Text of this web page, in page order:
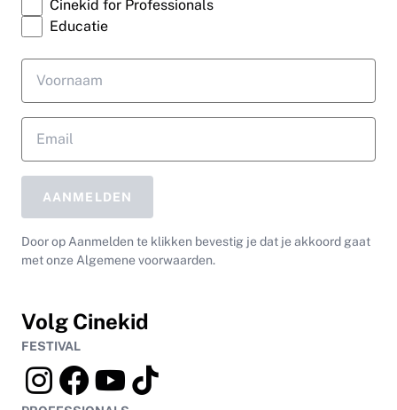
Cinekid for Professionals
Educatie
AANMELDEN
Door op Aanmelden te klikken bevestig je dat je akkoord gaat
met onze Algemene voorwaarden.
Volg Cinekid
FESTIVAL